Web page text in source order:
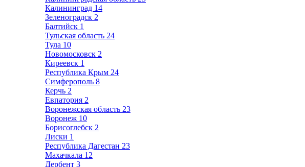
Калининград 14
Зеленоградск 2
Балтийск 1
Тульская область 24
Тула 10
Новомосковск 2
Киреевск 1
Республика Крым 24
Симферополь 8
Керчь 2
Евпатория 2
Воронежская область 23
Воронеж 10
Борисоглебск 2
Лиски 1
Республика Дагестан 23
Махачкала 12
Дербент 3